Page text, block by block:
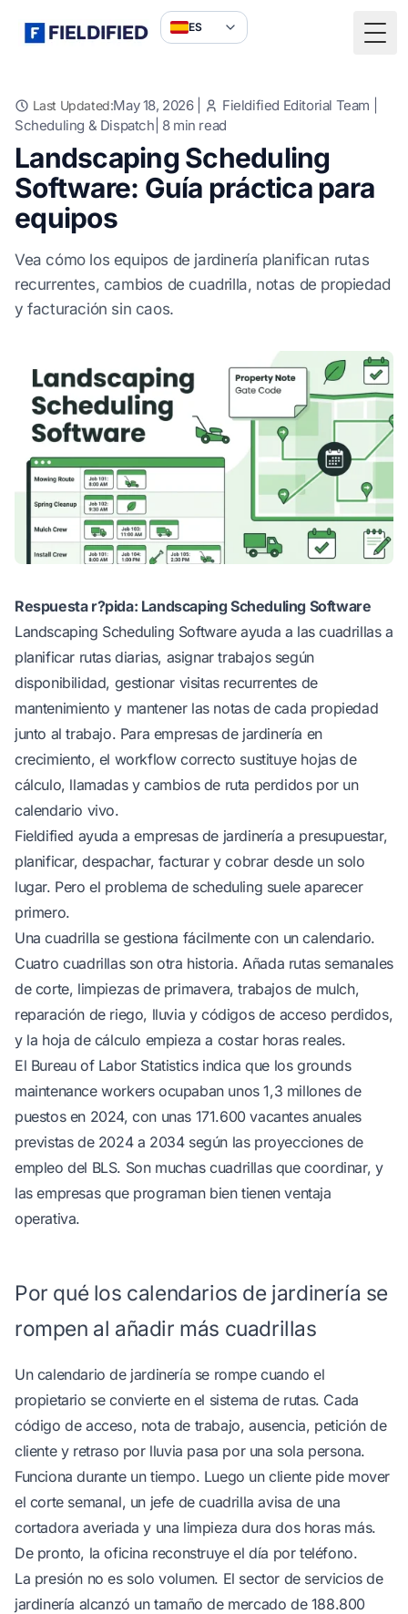
ES
Last Updated:May 18, 2026| Fieldified Editorial Team
Scheduling & Dispatch 8min read
Landscaping Scheduling
Software: Guía práctica para
equipos
Vea cómo los equipos de jardinería planifican rutas
recurrentes, cambios de cuadrilla, notas de propiedad
y facturación sin caos.
Respuesta r?pida: Landscaping Scheduling Software
Landscaping Scheduling Software ayuda a las cuadrillas a
planificar rutas diarias, asignar trabajos según
disponibilidad, gestionar visitas recurrentes de
mantenimiento y mantener las notas de cada propiedad
junto al trabajo. Para empresas de jardinería en
crecimiento, el workflow correcto sustituye hojas de
cálculo, llamadas y cambios de ruta perdidos por un
calendario vivo.
Fieldified ayuda a empresas de jardinería a presupuestar,
planificar, despachar, facturar y cobrar desde un solo
lugar. Pero el problema de scheduling suele aparecer
primero.
Una cuadrilla se gestiona fácilmente con un calendario.
Cuatro cuadrillas son otra historia. Añada rutas semanales
de corte, limpiezas de primavera, trabajos de mulch,
reparación de riego, lluvia y códigos de acceso perdidos,
y la hoja de cálculo empieza a costar horas reales.
El Bureau of Labor Statistics indica que los grounds
maintenance workers ocupaban unos 1,3 millones de
puestos en 2024, con unas 171.600 vacantes anuales
previstas de 2024 a 2034 según las proyecciones de
empleo del BLS. Son muchas cuadrillas que coordinar, y
las empresas que programan bien tienen ventaja
operativa.
Por qué los calendarios de jardinería se
rompen al añadir más cuadrillas
Un calendario de jardinería se rompe cuando el
propietario se convierte en el sistema de rutas. Cada
código de acceso, nota de trabajo, ausencia, petición de
cliente y retraso por lluvia pasa por una sola persona.
Funciona durante un tiempo. Luego un cliente pide mover
el corte semanal, un jefe de cuadrilla avisa de una
cortadora averiada y una limpieza dura dos horas más.
De pronto, la oficina reconstruye el día por teléfono.
La presión no es solo volumen. El sector de servicios de
jardinería alcanzó un tamaño de mercado de 188.800